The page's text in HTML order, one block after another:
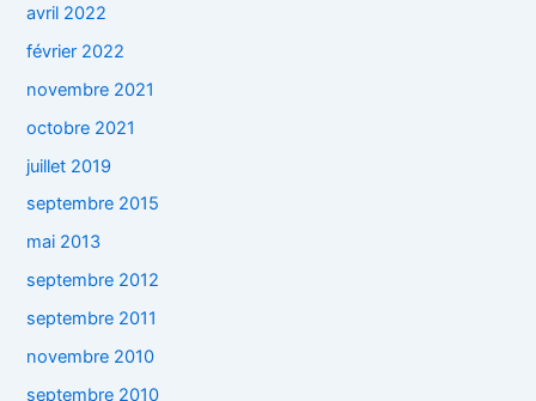
avril 2022
février 2022
novembre 2021
octobre 2021
juillet 2019
septembre 2015
mai 2013
septembre 2012
septembre 2011
novembre 2010
septembre 2010